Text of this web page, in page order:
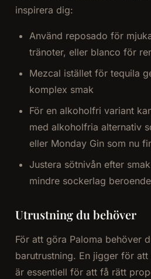
inspirera dig:
Använd reposado för
tränoter, eller blanco för
Mezcal istället för tequila
komplex smak
För en alkoholfri variant
med alkoholfria alternativ
eller Monday Gin som nu
Justera sötnivån efter
mindre sockerlag
Utrustning du behöver
För att göra Paloma behöver
barutrustning. En jigger för att
är essentiell för att få rätt